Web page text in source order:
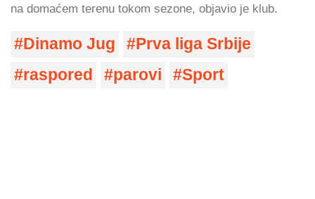
na domaćem terenu tokom sezone, objavio je klub.
Dinamo Jug
Prva liga Srbije
raspored
parovi Sport